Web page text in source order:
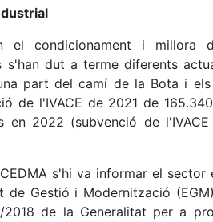
el condicionament i millora
dut a terme diferents
part del camí de la Bota i els
de l'IVACE de 2021 de
en 2022 (subvenció de
s'hi va informar el sector
Gestió i Modernització
de la Generalitat per a